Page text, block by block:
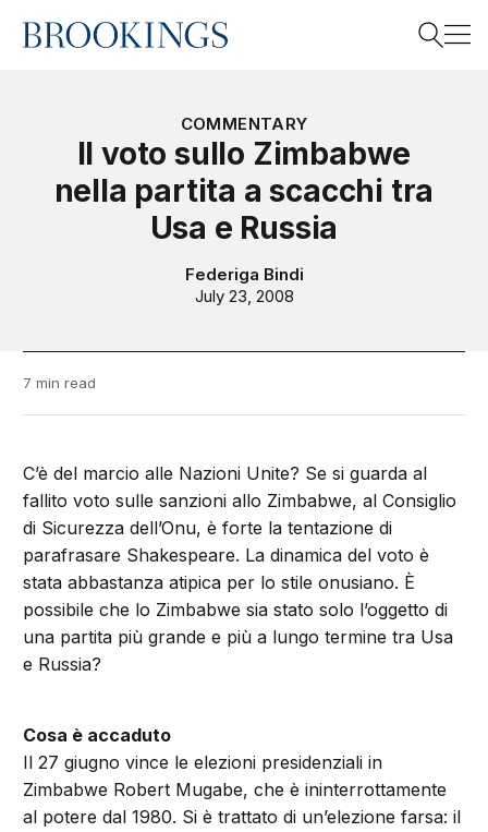
Home
Search
COMMENTARY
Il voto sullo Zimbabwe
nella partita a scacchi tra
Usa e Russia
Federiga Bindi
July 23, 2008
7 min read
C’è del marcio alle Nazioni Unite? Se si guarda al
fallito voto sulle sanzioni allo Zimbabwe, al Consiglio
di Sicurezza dell’Onu, è forte la tentazione di
parafrasare Shakespeare. La dinamica del voto è
stata abbastanza atipica per lo stile onusiano. È
possibile che lo Zimbabwe sia stato solo l’oggetto di
una partita più grande e più a lungo termine tra Usa
e Russia?
Cosa è accaduto
Il 27 giugno vince le elezioni presidenziali in
Zimbabwe Robert Mugabe, che è ininterrottamente
al potere dal 1980. Si è trattato di un’elezione farsa: il